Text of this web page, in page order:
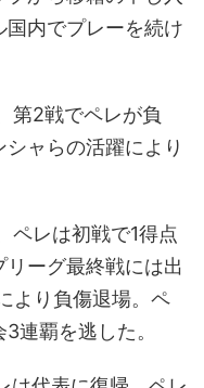
内でプレーを続け
第2戦でペレが負
ャらの活躍により
ペレは初戦で1得点
ーグ最終戦には出
より負傷退場。ペ
連覇を逃した。